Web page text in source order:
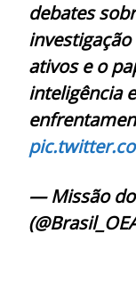
debates
ativos e o
inteligência
— Missão